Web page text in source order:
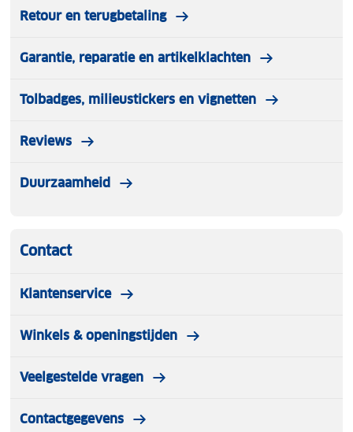
Retour en terugbetaling
Garantie, reparatie en artikelklachten
Tolbadges, milieustickers en vignetten
Reviews
Duurzaamheid
Contact
Klantenservice
Winkels & openingstijden
Veelgestelde vragen
Contactgegevens